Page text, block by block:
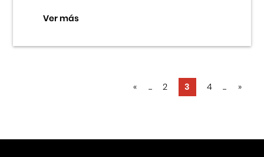
Ver más
« ... 2 3 4 ... »